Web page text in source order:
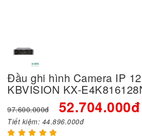
Đầu ghi hình Camera IP
KBVISION KX-
97.600.000đ 52.704.000đ
Tiết kiệm: 44.896.000đ